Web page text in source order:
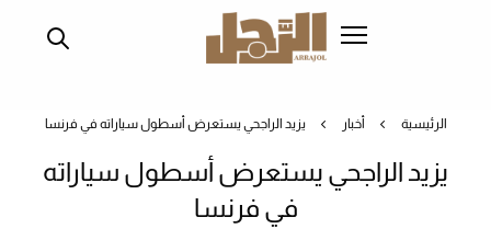
الرئيسية أخبار يزيد الراجحي يستعرض أسطول سياراته في فرنسا
يزيد الراجحي يستعرض أسطول سياراته
في فرنسا